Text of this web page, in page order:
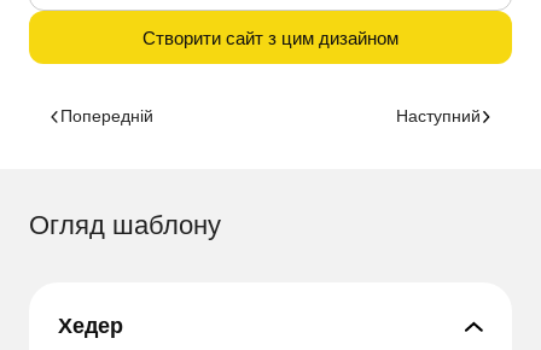
Створити сайт з цим дизайном
Попередній Наступний
Огляд шаблону
Хедер